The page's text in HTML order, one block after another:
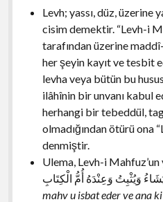
Levh; yassı, düz, üzerine
cisim demektir. “Levh-i
tarafından üzerine
her şeyin kayıt ve tesbit
levha veya bütün bu
ilâhînin bir unvanı kabul
herhangi bir tebeddül,
olmadığından ötürü ona
denmiştir.
Ulema, Levh-i Mahfuz’un
mahv u isbat eder ve ana